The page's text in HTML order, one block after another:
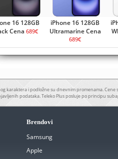
16 128GB
Cena 689€
iPhone 16 128GB
Ultramarine Cena
689€
karaktera i podložne su dnevnim promenama.
podataka. Teleko Plus posluje po principu
Brendovi
Samsung
Apple